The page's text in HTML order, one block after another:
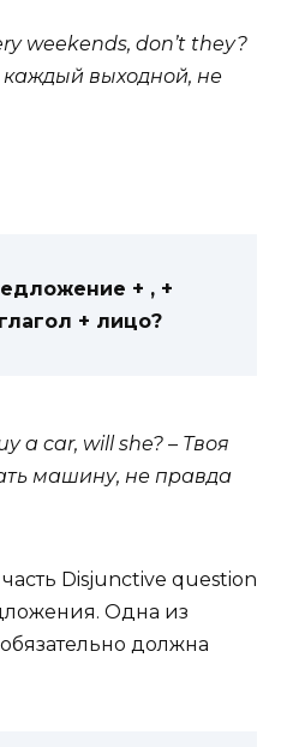
week­ends, don’t they?
выходной, не
+ , +
+ лицо?
a car, will she? – Твоя
машину, не правда
часть Dis­junc­tive ques­tion
Одна из
должна